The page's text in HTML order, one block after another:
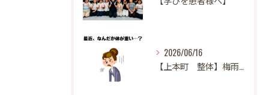
2026/06/16
【上本町 整体】梅雨になると体調が悪くなる方へ